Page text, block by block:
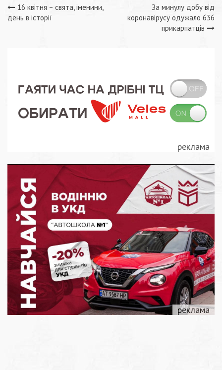
Навігація
16 квітня – свята, іменини,
день в історії
За минулу добу від
коронавірусу одужало 636
прикарпатців